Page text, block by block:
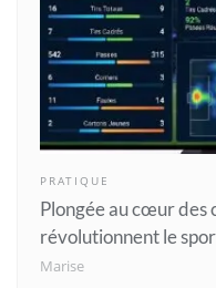
PRATIQUE
Plongée au cœur des
révolutionnent le
Marise